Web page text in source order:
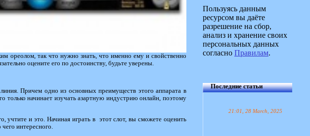
ореолом, так что нужно знать, что именно ему и свойственно
оцените его по достоинству, будьте уверены.
Причем одно из основных преимуществ этого аппарата в
только начинает изучать азартную индустрию онлайн, поэтому
учтите и это. Начиная играть в этот слот, вы сможете оценить
интересного.
Пользуясь данным
ресурсом вы даёте
разрешение на сбор,
анализ и хранение своих
персональных данных
согласно Правилам.
Последние статьи
21:01, 28 March, 2025